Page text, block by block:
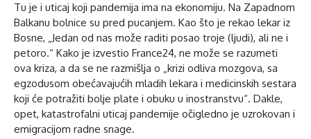
Tu je i uticaj koji pandemija ima na ekonomiju. Na Zapadnom
Balkanu bolnice su pred pucanjem. Kao što je rekao lekar iz
Bosne, „Jedan od nas može raditi posao troje (ljudi), ali ne i
petoro.“ Kako je izvestio France24, ne može se razumeti
ova kriza, a da se ne razmišlja o „krizi odliva mozgova, sa
egzodusom obećavajućih mladih lekara i medicinskih sestara
koji će potražiti bolje plate i obuku u inostranstvu“. Dakle,
opet, katastrofalni uticaj pandemije očigledno je uzrokovan i
emigracijom radne snage.